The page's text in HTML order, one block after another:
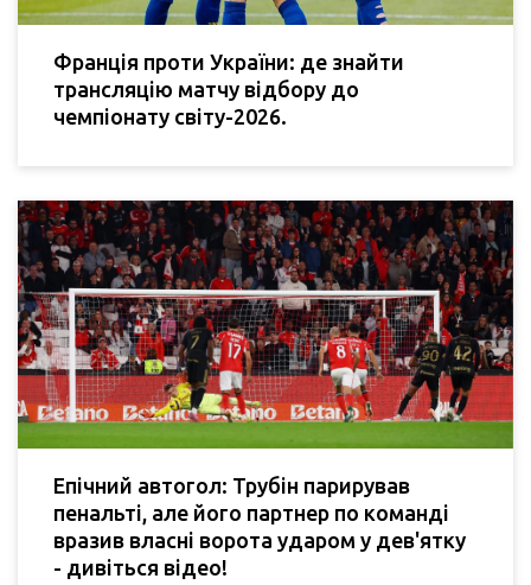
Франція проти України: де знайти
трансляцію матчу відбору до
чемпіонату світу-2026.
Епічний автогол: Трубін парирував
пенальті, але його партнер по команді
вразив власні ворота ударом у дев'ятку
- дивіться відео!